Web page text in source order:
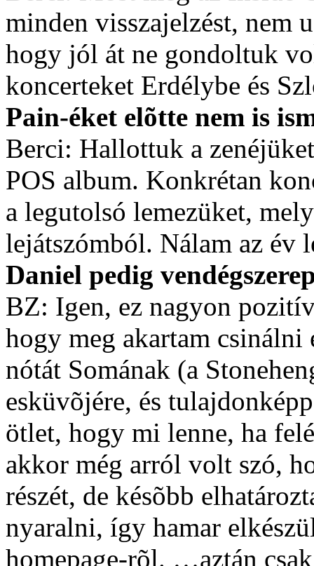
minden visszajelzést, nem
hogy jól át ne gondoltuk
koncerteket Erdélybe és
Pain-éket elõtte nem is
Berci: Hallottuk a
POS album. Konkrétan
a legutolsó lemezüket,
lejátszómból. Nálam az év
Daniel pedig
BZ: Igen, ez nagyon
hogy meg akartam
nótát Somának (a
esküvõjére, és
ötlet, hogy mi lenne, ha
akkor még arról volt szó,
részét, de késõbb
nyaralni, így hamar
homepage-rõl. …aztán